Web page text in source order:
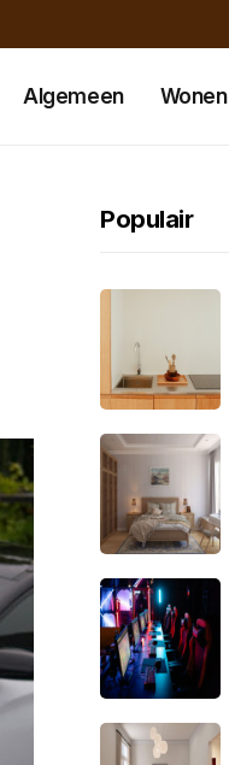
Algemeen Wonen
Populair